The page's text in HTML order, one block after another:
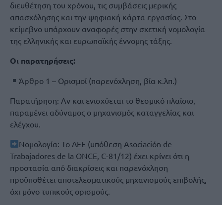
διευθέτηση του χρόνου, τις συμβάσεις μερικής
απασχόλησης και την ψηφιακή κάρτα εργασίας. Στο
κείμεβνο υπάρχουν αναφορές στην σχετική νομολογία
της ελληνικής και ευρωπαϊκής έννομης τάξης.
Οι παρατηρήσεις:
Άρθρο 1 – Ορισμοί (παρενόχληση, βία κ.λπ.)
Παρατήρηση: Αν και ενισχύεται το θεσμικό πλαίσιο,
παραμένει αδύναμος ο μηχανισμός καταγγελίας και
ελέγχου.
Νομολογία: Το ΔΕΕ (υπόθεση Asociación de
Trabajadores de la ONCE, C-81/12) έχει κρίνει ότι η
προστασία από διακρίσεις και παρενόχληση
προϋποθέτει αποτελεσματικούς μηχανισμούς επιβολής,
όχι μόνο τυπικούς ορισμούς.